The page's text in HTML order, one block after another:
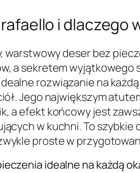
i dlaczego
deser bez
a sekretem
rozwiązanie na
Jego największym
a efekt końcowy jest
w kuchni. To
proste w
idealne na każdą